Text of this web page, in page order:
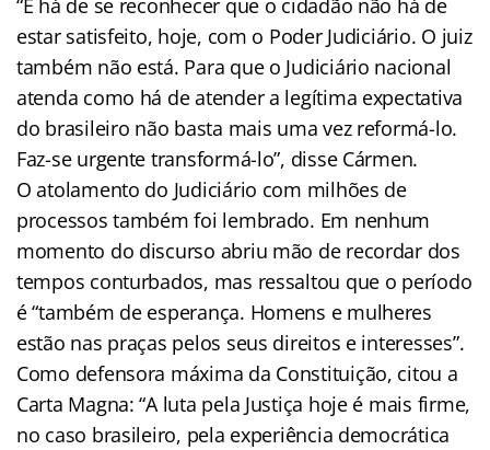
“E há de se reconhecer que o cidadão não há de
estar satisfeito, hoje, com o Poder Judiciário. O juiz
também não está. Para que o Judiciário nacional
atenda como há de atender a legítima expectativa
do brasileiro não basta mais uma vez reformá-lo.
Faz-se urgente transformá-lo”, disse Cármen.
O atolamento do Judiciário com milhões de
processos também foi lembrado. Em nenhum
momento do discurso abriu mão de recordar dos
tempos conturbados, mas ressaltou que o período
é “também de esperança. Homens e mulheres
estão nas praças pelos seus direitos e interesses”.
Como defensora máxima da Constituição, citou a
Carta Magna: “A luta pela Justiça hoje é mais firme,
no caso brasileiro, pela experiência democrática